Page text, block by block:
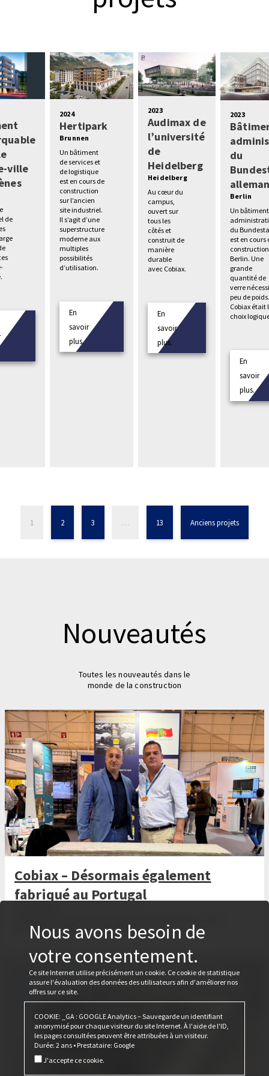
ville
de
2024
Hertipark
Brunnen
Un bâtiment
de services et
de logistique
est en cours de
construction
sur l’ancien
site industriel.
Il s’agit d’une
superstructure
moderne aux
multiples
possibilités
d’utilisation.
En
savoir
plus.
2023
Audimax de
l’université
de
Heidelberg
Heidelberg
Au cœur du
campus,
ouvert sur
tous les
côtés et
construit de
manière
durable
avec Cobiax.
En
savoir
plus.
2023
du
Berlin
Un bâtiment
du
est en cours
Berlin. Une
grande
quantité de
verre
peu de
Cobiax était
choix
En
savoir
plus.
1 2 3 … 13 Anciens projets
Nouveautés
Toutes les nouveautés dans le
monde de la construction
Cobiax – Désormais également
fabriqué au Portugal
également le Cobiax CLS au Portugal à l'avenir.
Nous avons besoin de
votre consentement.
Ce site Internet utilise précisément un cookie. Ce cookie de statistique
assure l'évaluation des données des utilisateurs afin d'améliorer nos
offres sur ce site.
COOKIE: _GA : GOOGLE Analytics – Sauvegarde un identifiant
anonymisé pour chaque visiteur du site Internet. À l'aide de l'ID,
les pages consultées peuvent être attribuées à un visiteur.
Durée: 2 ans • Prestataire: Google
J'accepte ce cookie.